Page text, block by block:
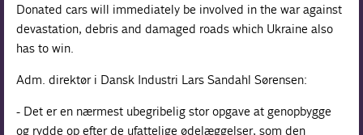
Donated cars will immediately be involved in the war against
devastation, debris and damaged roads which Ukraine also
has to win.
Adm. direktør i Dansk Industri Lars Sandahl Sørensen:
- Det er en nærmest ubegribelig stor opgave at genopbygge
og rydde op efter de ufattelige ødelæggelser, som den